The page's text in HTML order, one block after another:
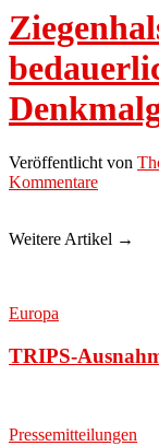
Veröffentlicht von
Kommentare
Weitere Artikel →
Europa
TRIPS-
Pressemitteilungen